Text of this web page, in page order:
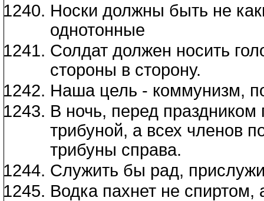
Носки должны быть не
однотонные
Солдат должен носить
стороны в сторону.
Наша цель - коммунизм,
В ночь, перед праздником
трибуной, а всех членов
трибуны справа.
Служить бы рад,
Водка пахнет не спиртом,